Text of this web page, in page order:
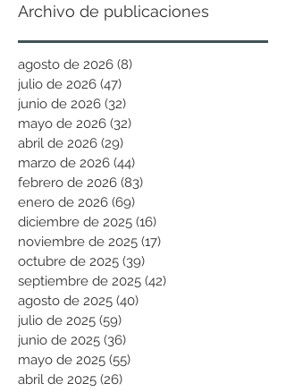
Archivo de publicaciones
agosto de 2026 (8)
julio de 2026 (47)
junio de 2026 (32)
mayo de 2026 (32)
abril de 2026 (29)
marzo de 2026 (44)
febrero de 2026 (83)
enero de 2026 (69)
diciembre de 2025 (16)
noviembre de 2025 (17)
octubre de 2025 (39)
septiembre de 2025 (42)
agosto de 2025 (40)
julio de 2025 (59)
junio de 2025 (36)
mayo de 2025 (55)
abril de 2025 (26)